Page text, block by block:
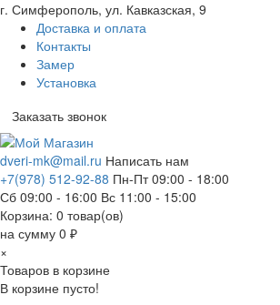
г. Симферополь, ул. Кавказская, 9
Доставка и оплата
Контакты
Замер
Установка
Заказать звонок
dveri-mk@mail.ru Написать нам
+7(978) 512-92-88 Пн-Пт 09:00 - 18:00
Сб 09:00 - 16:00 Вс 11:00 - 15:00
Корзина: 0 товар(ов)
на сумму 0 ₽
×
Товаров в корзине
В корзине пусто!